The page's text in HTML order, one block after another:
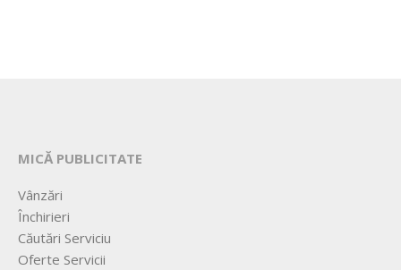
MICĂ PUBLICITATE
Vânzări
Închirieri
Căutări Serviciu
Oferte Servicii